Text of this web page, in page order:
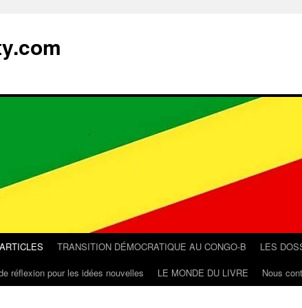
TRANSITION DÉMOCRATIQUE AU CONGO-B LES
réflexion pour les idées nouvelles LE MONDE DU LIVRE Nous